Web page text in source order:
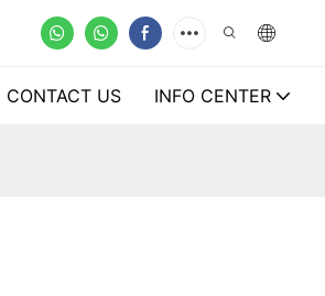
CONTACT US INFO CENTER